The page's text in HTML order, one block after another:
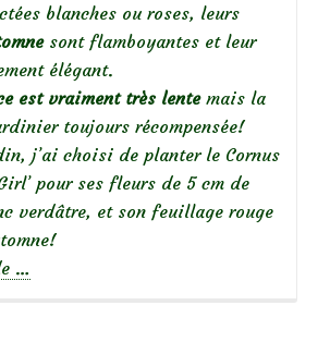
blanches ou roses, leurs
sont flamboyantes et leur
élégant.
est vraiment très lentemais la
toujours récompensée!
j’ai choisi de planter le Cornus
pour ses fleurs de 5 cm de
verdâtre, et son feuillage rouge
…